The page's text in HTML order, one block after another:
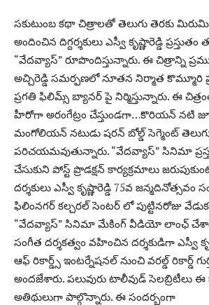
సకుటుంబ కథా చిత్రాలతో తెలుగు తెరకు
అందించిన దిగ్దర్శకులు ఎస్వీ కృష్ణారెడ్డి
“వేదవ్యాస్” రూపొందిస్తున్నారు. ఈ చిత్రాన్ని
అచ్చిరెడ్డి సమర్పణలో నూతన నిర్మాత కొమ్మూరి
ప్రగతి ఫిలిమ్స్ బ్యానర్ పై నిర్మిస్తున్నారు. ఈ
హీరోగా అరంగేట్రం చేస్తుండగా…కొరియన్ నటి
మంగోలియన్ నటుడు షరన్ బోల్డ్ సెగ్మెంట్ తెలుగు
పరిచయమవుతున్నారు. “వేదవ్యాస్” సినిమా
చేసుకుని పోస్ట్ ప్రొడక్షన్ కార్యక్రమాలు
దర్శకులు ఎస్వీ కృష్ణారెడ్డి 75వ
ఫిలింనగర్ కల్చరల్ సెంటర్ లో పుట్టినరోజు
“వేదవ్యాస్” సినిమా మేకింగ్ వీడియో లాంఛ్
సంగీత దర్శకత్వం వహించిన దర్శకుడిగా ఎస్వీ
ఆఫ్ రికార్డ్స్ ఇంటర్నేషనల్ నుంచి వరల్డ్ రికార్డ్
అందజేశారు. పలువురు టాలీవుడ్ సెలబ్రిటీలు
అతిథులుగా పాల్గొన్నారు. ఈ సందర్భంగా